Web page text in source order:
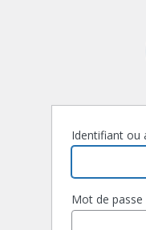
Identifiant ou
Mot de passe